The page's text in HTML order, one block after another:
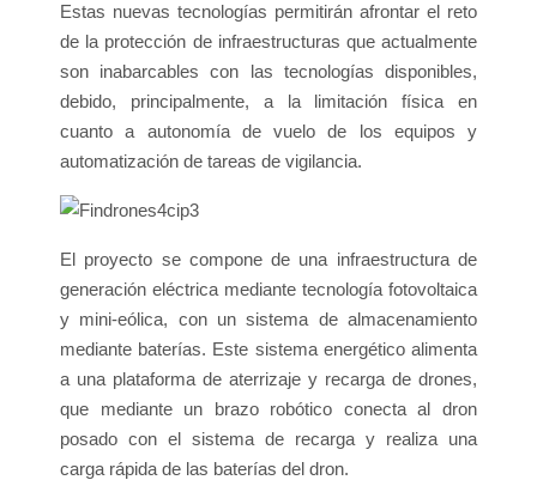
Estas nuevas tecnologías permitirán afrontar el reto
de la protección de infraestructuras que actualmente
son inabarcables con las tecnologías disponibles,
debido, principalmente, a la limitación física en
cuanto a autonomía de vuelo de los equipos y
automatización de tareas de vigilancia.
El proyecto se compone de una infraestructura de
generación eléctrica mediante tecnología fotovoltaica
y mini-eólica, con un sistema de almacenamiento
mediante baterías. Este sistema energético alimenta
a una plataforma de aterrizaje y recarga de drones,
que mediante un brazo robótico conecta al dron
posado con el sistema de recarga y realiza una
carga rápida de las baterías del dron.